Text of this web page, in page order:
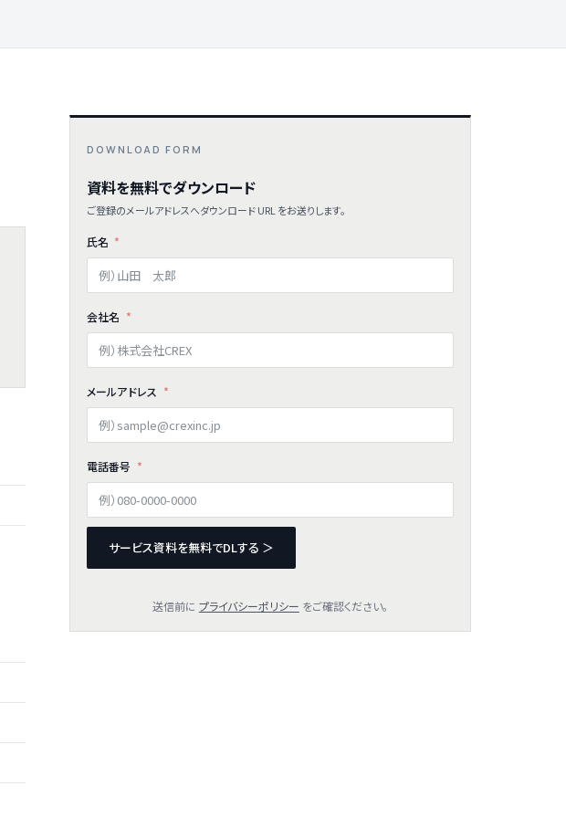
DOWNLOAD FORM
資料を無料でダウンロード
ご登録のメールアドレスへダウンロード URL をお送りします。
氏名
会社名
メールアドレス
電話番号
サービス資料を無料でDLする ＞
送信前に プライバシーポリシー をご確認ください。